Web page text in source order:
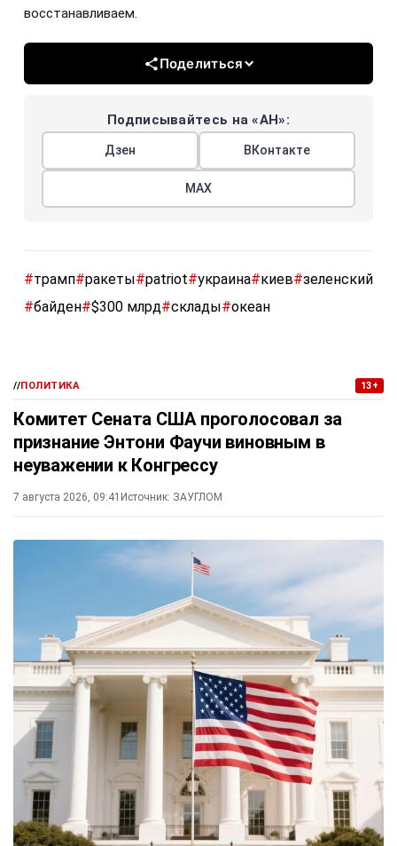
восстанавливаем.
Поделиться
Подписывайтесь на «АН»:
Дзен ВКонтакте
МАХ
#трамп#ракеты#patriot#украина#киев#зеленский
#байден#$300 млрд#склады#океан
//ПОЛИТИКА 13+
Комитет Сената США проголосовал за
признание Энтони Фаучи виновным в
неуважении к Конгрессу
7 августа 2026, 09:41 Источник: ЗАУГЛОМ